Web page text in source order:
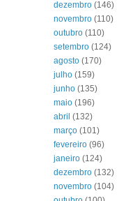
dezembro (146)
novembro (110)
outubro (110)
setembro (124)
agosto (170)
julho (159)
junho (135)
maio (196)
abril (132)
março (101)
fevereiro (96)
janeiro (124)
dezembro (132)
novembro (104)